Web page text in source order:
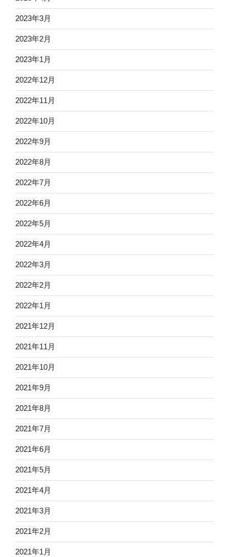
2023年3月
2023年2月
2023年1月
2022年12月
2022年11月
2022年10月
2022年9月
2022年8月
2022年7月
2022年6月
2022年5月
2022年4月
2022年3月
2022年2月
2022年1月
2021年12月
2021年11月
2021年10月
2021年9月
2021年8月
2021年7月
2021年6月
2021年5月
2021年4月
2021年3月
2021年2月
2021年1月